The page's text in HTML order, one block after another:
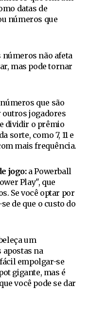
datas de
números que
números não afeta
mas pode tornar
que são
jogadores
dividir o prêmio
sorte, como 7, 11 e
mais frequência.
jogo:a Powerball
Play", que
Se você optar por
de que o custo do
um
apostas na
empolgar-se
gigante, mas é
você pode se dar